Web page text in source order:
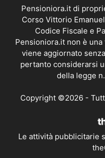
Pensioniora.it di
Corso Vittorio
Codice Fiscale e
Pensioniora.it non è
viene aggiornato
pertanto considerarsi
della legge
Copyright ©2026 -
Le attività pubblicitarie